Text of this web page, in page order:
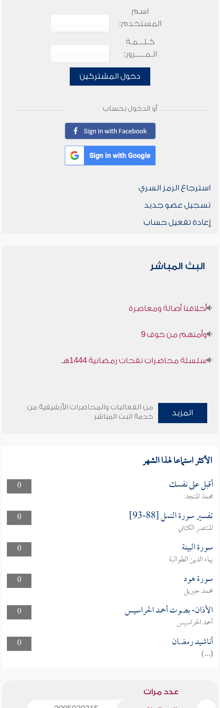
اسم
المستخدم:
كـلـــمـة
الـمـــــرور:
دخول المشتركين
أو الدخول بحساب
استرجاع الرمز السري
تسجيل عضو جديد
إعادة تفعيل حساب
البث المباشر
أخلاقنا أصالة ومعاصرة
وأمنهم من خوف 9
سلسلة محاضرات نفحات رمضانية 1444هـ
المزيد
من الفعاليات والمحاضرات الأرشيفية من
خدمة البث المباشر
الأكثر استماعا لهذا الشهر
0 أقبل على نفسك
محمد المنجد
0
تفسير سورة النمل [88-93]
المنتصر الكتاني
0
سورة البينة
بهاء الدين الطوالبة
0
سورة هود
محمد جبريل
0
الأذان- بصوت أحمد الحراسيس
أحمد الحراسيس
0
أناشيد رمضان
(...)
عدد مرات